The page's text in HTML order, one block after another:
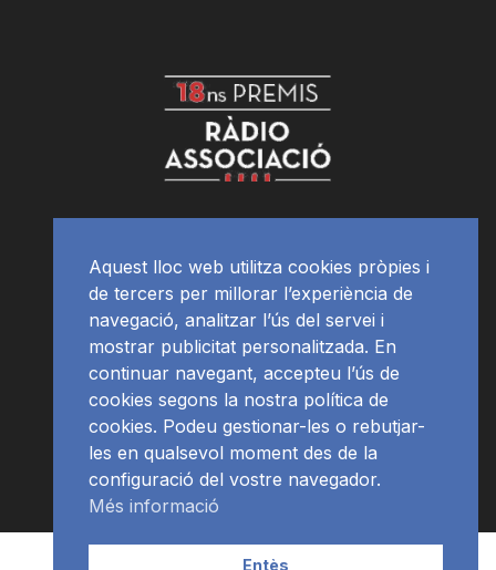
APP Programació
Aquest lloc web utilitza cookies pròpies i
de tercers per millorar l’experiència de
navegació, analitzar l’ús del servei i
mostrar publicitat personalitzada. En
continuar navegant, accepteu l’ús de
cookies segons la nostra política de
cookies. Podeu gestionar-les o rebutjar-
les en qualsevol moment des de la
configuració del vostre navegador.
Més informació
Entès